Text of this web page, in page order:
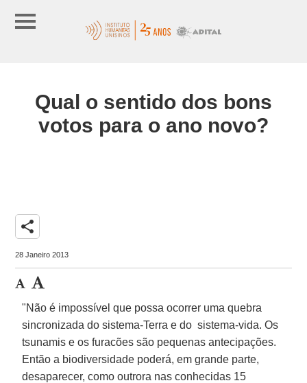
Qual o sentido dos bons
votos para o ano novo?
share
28 Janeiro 2013
"Não é impossível que possa ocorrer uma quebra
sincronizada do sistema-Terra e do sistema-vida. Os
tsunamis e os furacões são pequenas antecipações.
Então a biodiversidade poderá, em grande parte,
desaparecer, como outrora nas conhecidas 15